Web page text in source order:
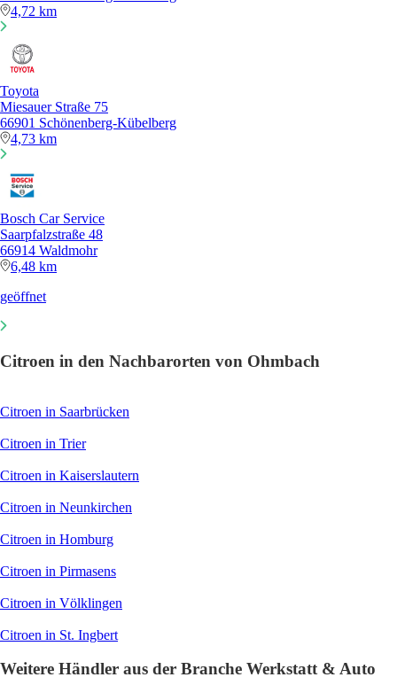
4,72 km
Toyota
Miesauer Straße 75
66901 Schönenberg-Kübelberg
4,73 km
Bosch Car Service
Saarpfalzstraße 48
66914 Waldmohr
6,48 km
geöffnet
Citroen in den Nachbarorten von Ohmbach
Citroen in Saarbrücken
Citroen in Trier
Citroen in Kaiserslautern
Citroen in Neunkirchen
Citroen in Homburg
Citroen in Pirmasens
Citroen in Völklingen
Citroen in St. Ingbert
Weitere Händler aus der Branche Werkstatt & Auto